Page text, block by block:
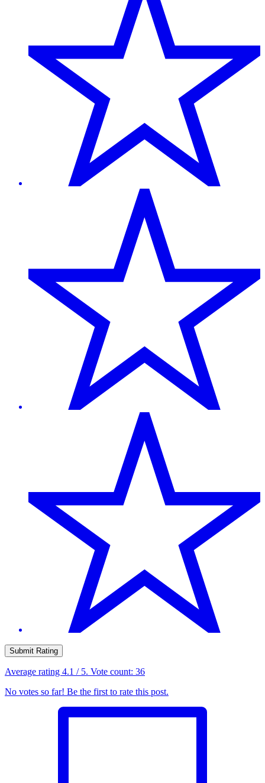
Submit Rating
Average rating 4.1 / 5. Vote count: 36
No votes so far! Be the first to rate this post.